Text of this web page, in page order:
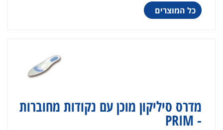
כל המוצרים
מדרס סיליקון מוכן עם נקודות מחוברות
- PRIM